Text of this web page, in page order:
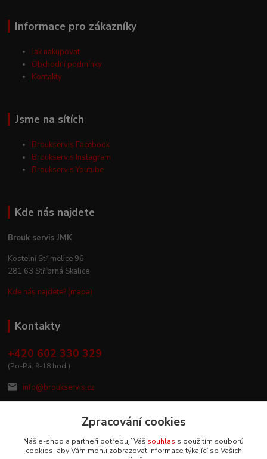
Informace pro zákazníky
Jak nakupovat
Obchodní podmínky
Kontakty
Jsme na sítích
Broukservis Facebook
Broukservis Instagram
Broukservis Youtube
Kde nás najdete
Brouk servis JMK
Kostelní Střimelice 96
281 63 Stříbrná Skalice
Kde nás najdete? (mapa)
Kontakty
+420 602 330 329
(Po-Pá, 9-18 hod.)
info@broukservis.cz
Zpracování cookies
Náš e-shop a partneři potřebují Váš souhlas s použitím souborů
cookies, aby Vám mohli zobrazovat informace týkající se Vašich